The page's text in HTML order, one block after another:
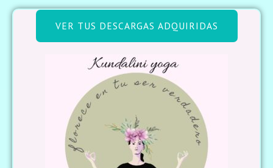
VER TUS DESCARGAS ADQUIRIDAS